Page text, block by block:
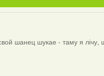
шанец шукае - таму я лічу,